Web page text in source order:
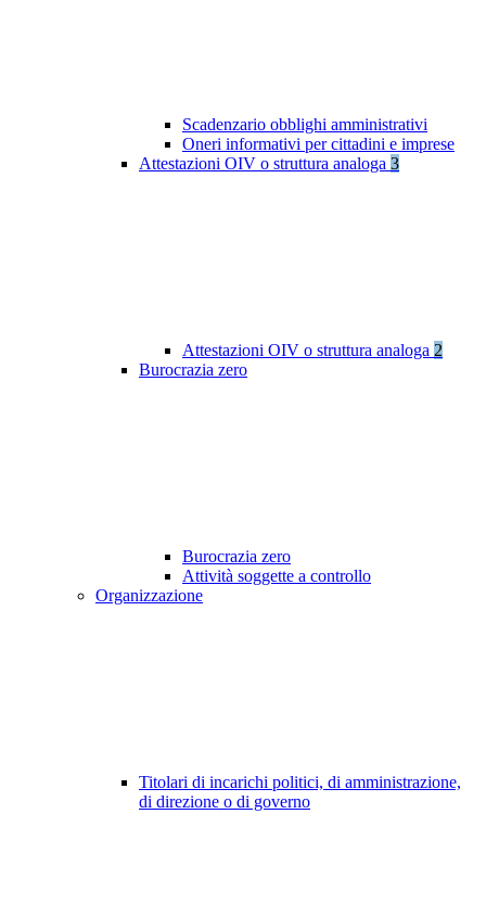
Scadenzario obblighi amministrativi
Oneri informativi per cittadini e imprese
Attestazioni OIV o struttura analoga 3
Attestazioni OIV o struttura analoga 2
Burocrazia zero
Burocrazia zero
Attività soggette a controllo
Organizzazione
Titolari di incarichi politici, di amministrazione,
di direzione o di governo